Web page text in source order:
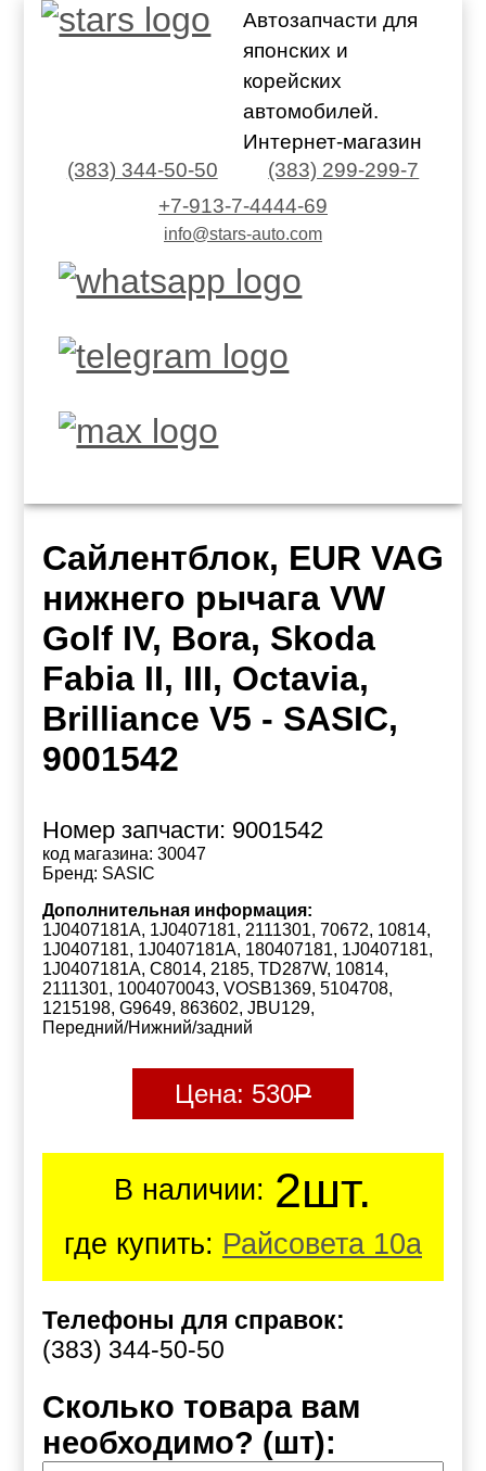
Автозапчасти для
японских и
корейских
автомобилей.
Интернет-магазин
(383) 344-50-50
(383) 299-299-7
+7-913-7-4444-69
info@stars-auto.com
Сайлентблок, EUR VAG
нижнего рычага VW
Golf IV, Bora, Skoda
Fabia II, III, Octavia,
Brilliance V5 - SASIC,
9001542
Номер запчасти: 9001542
код магазина: 30047
Бренд: SASIC
Дополнительная информация:
1J0407181A, 1J0407181, 2111301, 70672, 10814,
1J0407181, 1J0407181A, 180407181, 1J0407181,
1J0407181A, C8014, 2185, TD287W, 10814,
2111301, 1004070043, VOSB1369, 5104708,
1215198, G9649, 863602, JBU129,
Передний/Нижний/задний
Цена: 530Р
В наличии: 2шт.
где купить: Райсовета 10а
Телефоны для справок:
(383) 344-50-50
Сколько товара вам
необходимо? (шт):